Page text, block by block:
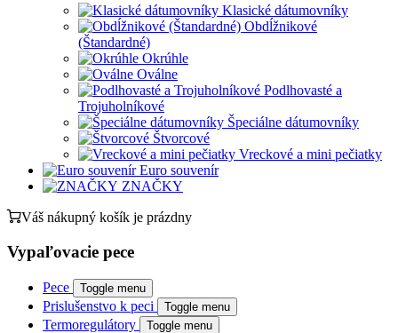
Klasické dátumovníky
Obdĺžnikové
(Štandardné)
Okrúhle
Oválne
Podlhovasté a
Trojuholníkové
Špeciálne dátumovníky
Štvorcové
Vreckové a mini pečiatky
Euro souvenír
ZNAČKY
Váš nákupný košík je prázdny
Vypaľovacie pece
Pece Toggle menu
Prislušenstvo k peci Toggle menu
Termoregulátory Toggle menu